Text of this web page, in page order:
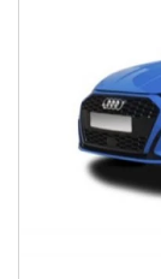
48 Mesi
1.020€/